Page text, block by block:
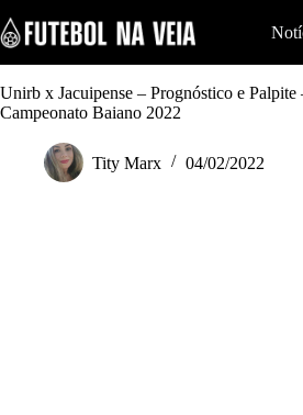
k
i
p
t
o
Unirb x Jacuipense – Prognóstico e Palpite
Campeonato Baiano 2022
Tity Marx 04/02/2022